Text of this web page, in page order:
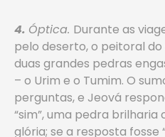
4. Óptica. Durante as
pelo deserto, o peitoral
duas grandes pedras
– o Urim e o Tumim. O
perguntas, e Jeová
“sim”, uma pedra brilharia
glória; se a resposta fosse